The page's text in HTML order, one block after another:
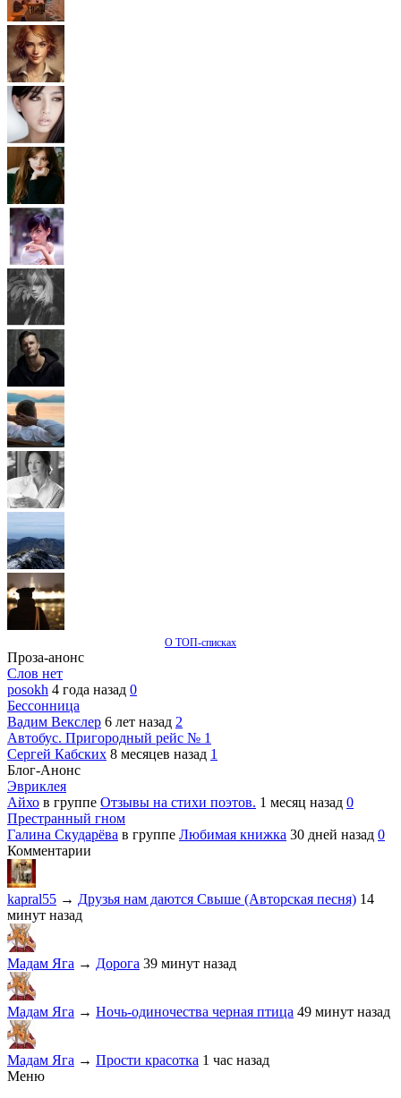
О ТОП-списках
Проза-анонс
Слов нет
posokh 4 года назад 0
Бессонница
Вадим Векслер 6 лет назад 2
Автобус. Пригородный рейс № 1
Сергей Кабских 8 месяцев назад 1
Блог-Анонс
Эвриклея
Айхо в группе Отзывы на стихи поэтов. 1 месяц назад 0
Престранный гном
Галина Скударёва в группе Любимая книжка 30 дней назад 0
Комментарии
kapral55 → Друзья нам даются Свыше (Авторская песня) 14
минут назад
Мадам Яга → Дорога 39 минут назад
Мадам Яга → Ночь-одиночества черная птица 49 минут назад
Мадам Яга → Прости красотка 1 час назад
Меню